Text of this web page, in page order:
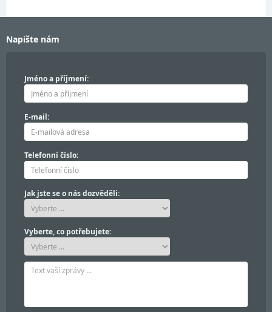
Napište nám
Jméno a příjmení:
E-mail:
Telefonní číslo:
Jak jste se o nás dozvěděli:
Vyberte, co potřebujete: